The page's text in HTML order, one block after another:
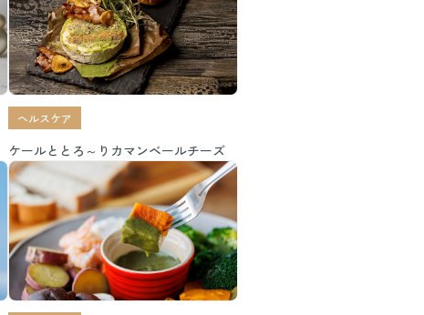
ヘルスケア
ケールととろ～りカマンベールチーズ